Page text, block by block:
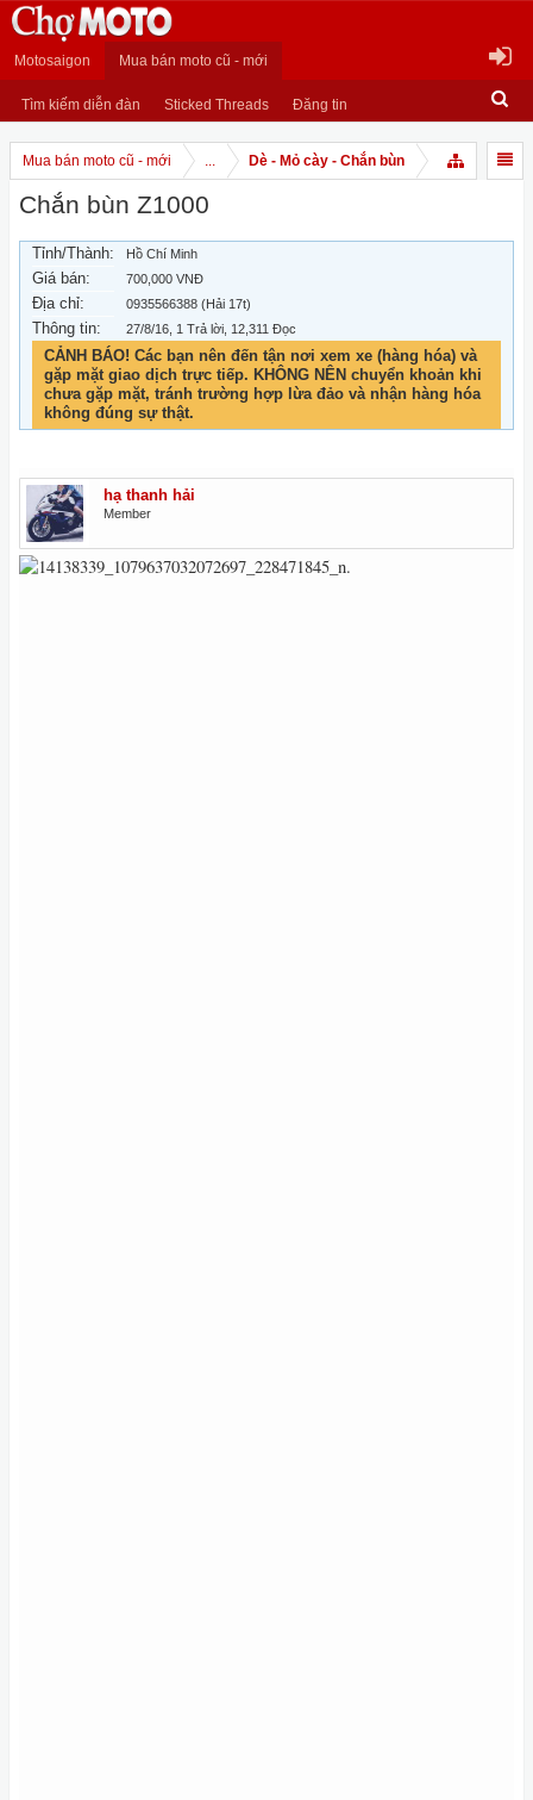
Motosaigon Mua bán moto cũ - mới
Tìm kiếm diễn đàn Sticked Threads Đăng tin
Mua bán moto cũ - mới ... Dè - Mỏ cày - Chắn bùn
Chắn bùn Z1000
Tỉnh/Thành: Hồ Chí Minh
Giá bán: 700,000 VNĐ
Địa chỉ: 0935566388 (Hải 17t)
Thông tin: 27/8/16 , 1 Trả lời, 12,311 Đọc
CẢNH BÁO! Các bạn nên đến tận nơi xem xe (hàng hóa) và
gặp mặt giao dịch trực tiếp. KHÔNG NÊN chuyển khoản khi
chưa gặp mặt, tránh trường hợp lừa đảo và nhận hàng hóa
không đúng sự thật.
hạ thanh hải
Member